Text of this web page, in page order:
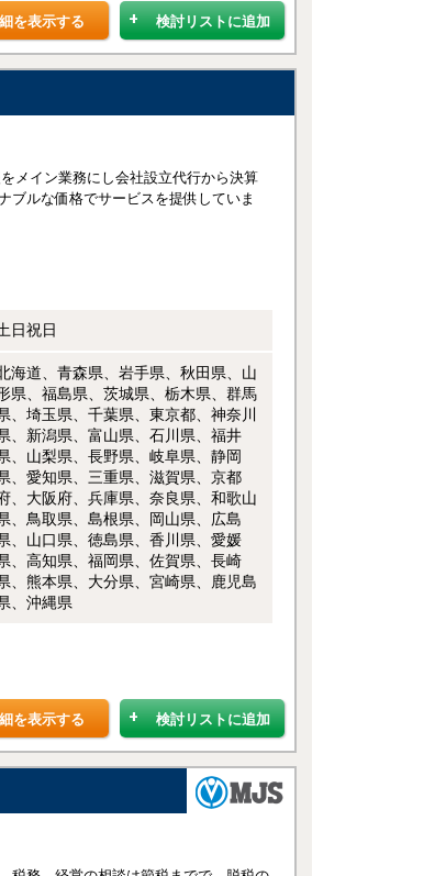
検討リストに追加
を表示する
メイン業務にし会社設立代行から決算
ブルな価格でサービスを提供していま
日祝日
海道、青森県、岩手県、秋田県、山
県、福島県、茨城県、栃木県、群馬
、埼玉県、千葉県、東京都、神奈川
、新潟県、富山県、石川県、福井
、山梨県、長野県、岐阜県、静岡
、愛知県、三重県、滋賀県、京都
、大阪府、兵庫県、奈良県、和歌山
、鳥取県、島根県、岡山県、広島
、山口県、徳島県、香川県、愛媛
、高知県、福岡県、佐賀県、長崎
、熊本県、大分県、宮崎県、鹿児島
、沖縄県
検討リストに追加
を表示する